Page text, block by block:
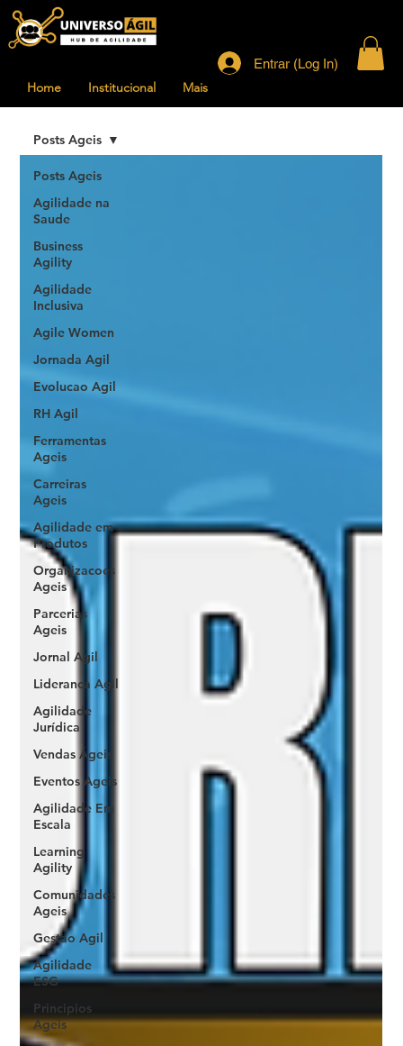
Home Institucional Mais
Entrar (Log In)
Posts Ageis
Agilidade na
Saude
Business
Agility
Agilidade
Inclusiva
Agile Women
Jornada Agil
Evolucao Agil
RH Agil
Ferramentas
Ageis
Carreiras
Ageis
Agilidade em
Produtos
Organizacoes
Ageis
Parcerias
Ageis
Jornal Agil
Lideranca Agil
Agilidade
Jurídica
Vendas Ágeis
Eventos Ageis
Agilidade Em
Escala
Learning
Agility
Comunidades
Ageis
Gestao Agil
Agilidade
ESG
Principios
Ageis
Posts Ageis